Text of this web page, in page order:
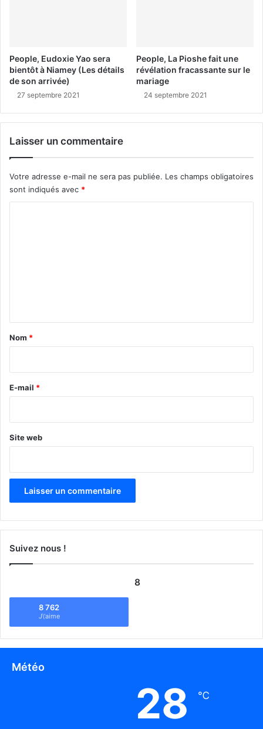
People, Eudoxie Yao sera
bientôt à Niamey (Les détails
de son arrivée)
27 septembre 2021
People, La Pioshe fait une
révélation fracassante sur le
mariage
24 septembre 2021
Laisser un commentaire
Votre adresse e-mail ne sera pas publiée. Les champs obligatoires
sont indiqués avec *
a
e
Nom *
E-mail *
Site web
Suivez nous !
8
8 762
J\'aime
Météo
28 ℃